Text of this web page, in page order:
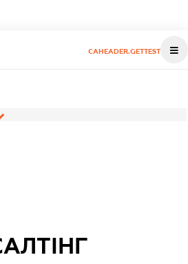
CAHEADER.GETTEST